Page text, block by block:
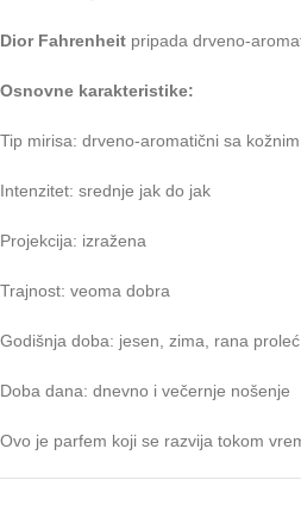
Dior Fahrenheit pripada drveno-
Osnovne karakteristike:
Tip mirisa: drveno-aromatični sa
Intenzitet: srednje jak do jak
Projekcija: izražena
Trajnost: veoma dobra
Godišnja doba: jesen, zima, rana proleć
Doba dana: dnevno i večernje nošenje
Ovo je parfem koji se razvija tokom